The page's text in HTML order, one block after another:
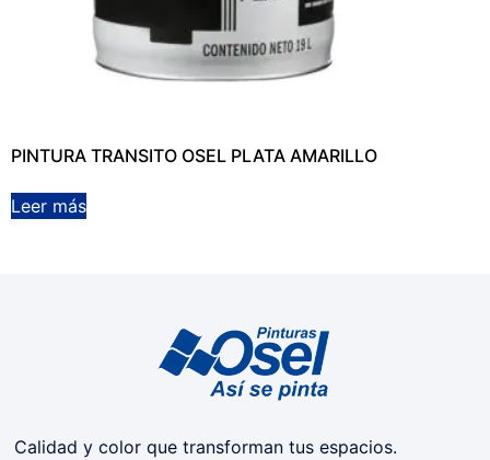
PINTURA TRANSITO OSEL PLATA AMARILLO
Leer más
Calidad y color que transforman tus espacios.